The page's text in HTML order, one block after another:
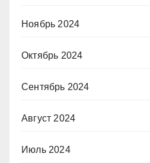
Ноябрь 2024
Октябрь 2024
Сентябрь 2024
Август 2024
Июль 2024